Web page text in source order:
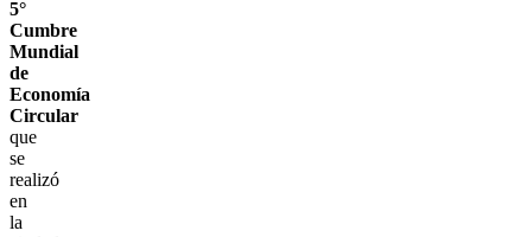
5°
Cumbre
Mundial
de
Economía
Circular
que
se
realizó
en
la